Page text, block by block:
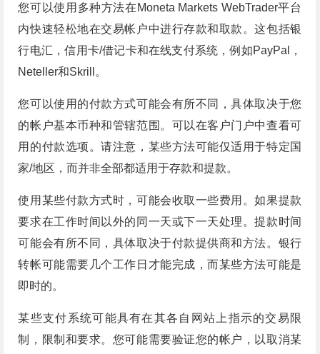
您可以使用多种方法在Moneta Markets WebTrader平台
内快速轻松地在交易帐户中进行存款和取款。这包括银
行电汇，信用卡/借记卡和在线支付系统，例如PayPal，
Neteller和Skrill。
您可以使用的付款方式可能会有所不同，具体取决于您
的帐户基本币种和管辖范围。可以在客户门户中查看可
用的付款选项。请注意，某些方法可能仅适用于特定国
家/地区，而并非全部都适用于存款和提款。
使用某些付款方式时，可能会收取一些费用。如果提款
要求在工作时间以外的同一天或下一天处理。提款时间
可能会有所不同，具体取决于付款提供商和方法。银行
转帐可能需要几个工作日才能完成，而某些方法可能是
即时的。
某些支付系统可能具有在其各自网站上指示的交易限
制，限制和要求。您可能需要验证您的帐户，以取消某